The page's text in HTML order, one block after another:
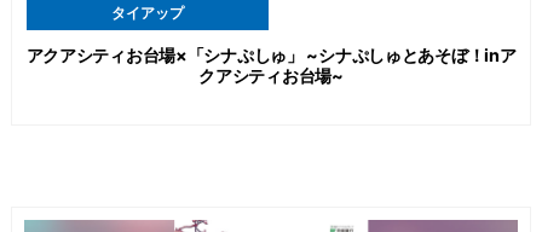
タイアップ
アクアシティお台場×「シナぷしゅ」 ~シナぷしゅとあそぼ！inア
クアシティお台場~